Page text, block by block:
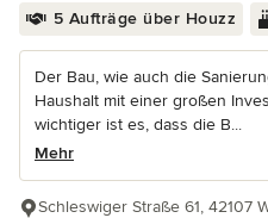
5 Aufträge über Houzz
Der Bau, wie auch die
Haushalt mit einer großen
wichtiger ist es, dass die B...
Mehr
Schleswiger Straße 61, 42107